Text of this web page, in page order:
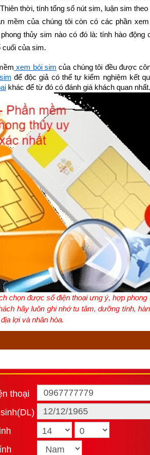
thời, tính tổng số nút sim, luận sim
mềm của chúng tôi còn có các phần
thủy sim nào có đó là: tính hào
cuối của sim.
xem bói sim của chúng tôi đều được
để độc giả có thể tự kiểm nghiệm kết
khác để từ đó có đánh giá khách quan nhất.​
chọn được số điện thoại ưng ý, hợp
hãy luôn ghi nhớ tu tâm, dưỡng tính,
lợi và nhân hòa.
thoại